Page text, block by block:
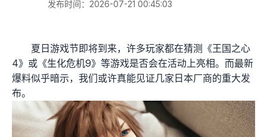
发布时间：2026-07-21 00:45:03
夏日游戏节即将到来，许多玩家都在猜测《王国之心
4》或《生化危机9》等游戏是否会在活动上亮相。而最新
爆料似乎暗示，我们或许真能见证几家日本厂商的重大发
布。